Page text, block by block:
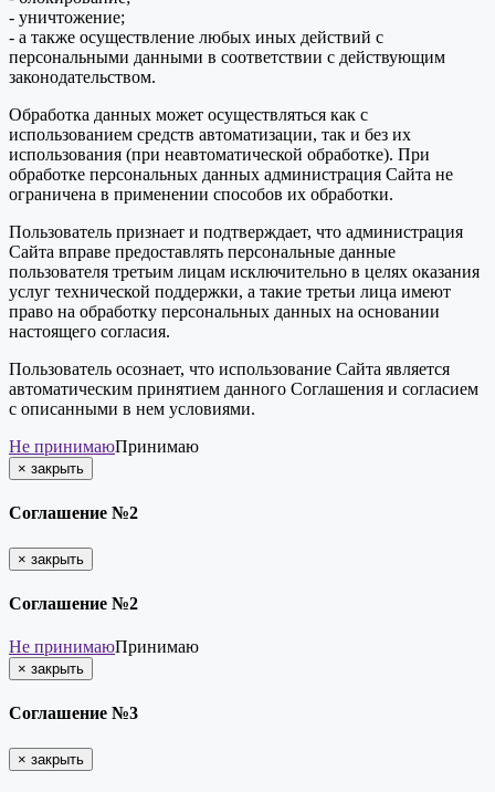
- уничтожение;
- а также осуществление любых иных действий с
персональными данными в соответствии с действующим
законодательством.
Обработка данных может осуществляться как с
использованием средств автоматизации, так и без их
использования (при неавтоматической обработке). При
обработке персональных данных администрация Сайта не
ограничена в применении способов их обработки.
Пользователь признает и подтверждает, что администрация
Сайта вправе предоставлять персональные данные
пользователя третьим лицам исключительно в целях оказания
услуг технической поддержки, а такие третьи лица имеют
право на обработку персональных данных на основании
настоящего согласия.
Пользователь осознает, что использование Сайта является
автоматическим принятием данного Соглашения и согласием
с описанными в нем условиями.
Не принимаюПринимаю
× закрыть
Соглашение №2
× закрыть
Соглашение №2
Не принимаюПринимаю
× закрыть
Соглашение №3
× закрыть